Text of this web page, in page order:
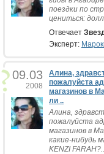
поездки по
цениться:
Отвечает
Эксперт:
09.03
2008
Алина,
пожалуйста
магазинов в
ли ..
Алина,
пожалуйста
магазинов в
какие-нибудь
KENZI